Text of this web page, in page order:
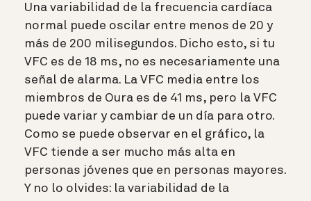
Una variabilidad de la frecuencia cardíaca
normal puede oscilar entre menos de 20 y
más de 200 milisegundos. Dicho esto, si tu
VFC es de 18 ms, no es necesariamente una
señal de alarma. La VFC media entre los
miembros de Oura es de 41 ms, pero la VFC
puede variar y cambiar de un día para otro.
Como se puede observar en el gráfico, la
VFC tiende a ser mucho más alta en
personas jóvenes que en personas mayores.
Y no lo olvides: la variabilidad de la